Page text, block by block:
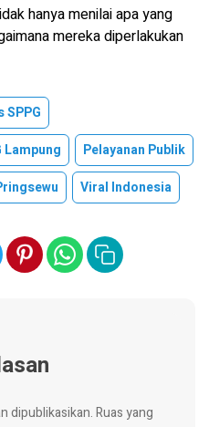
hanya menilai apa yang
mereka diperlakukan
SPPG
Lampung
Pelayanan Publik
Viral Indonesia
dipublikasikan.Ruas yang